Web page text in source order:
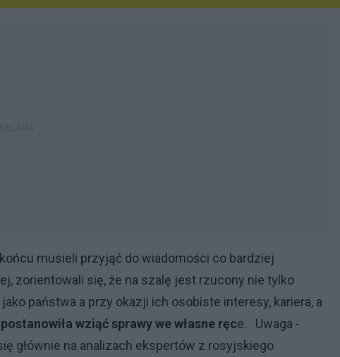
musieli przyjąć do wiadomości co bardziej
zorientowali się, że na szalę jest rzucony nie tylko
państwa a przy okazji ich osobiste interesy, kariera, a
wziąć sprawy we własne ręce. Uwaga -
głównie na analizach ekspertów z rosyjskiego